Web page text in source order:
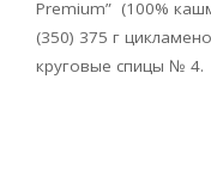
Premium” (100%
(350) 375 г
круговые спицы № 4.